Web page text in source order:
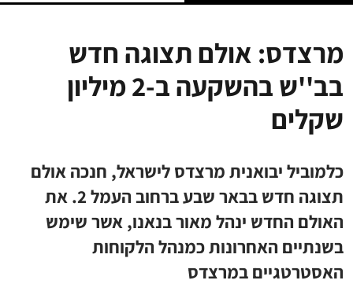
מרצדס: אולם תצוגה חדש
בב''ש בהשקעה ב-2 מיליון
שקלים
כלמוביל יבואנית מרצדס לישראל, חנכה אולם
תצוגה חדש בבאר שבע ברחוב העמל 2. את
האולם החדש ינהל מאור בנאנו, אשר שימש
בשנתיים האחרונות כמנהל הלקוחות
האסטרטגיים במרצדס